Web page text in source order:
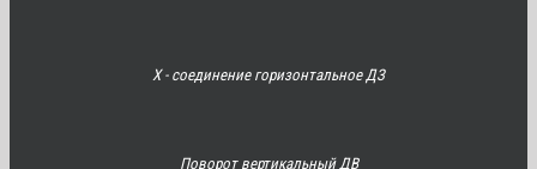
Х - соединение горизонтальное ДЗ
Поворот вертикальный ДВ